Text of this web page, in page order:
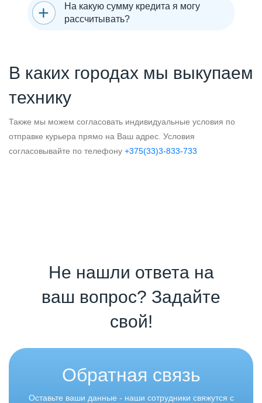
На какую сумму кредита я могу
рассчитывать?
В каких городах мы выкупаем
технику
Также мы можем согласовать индивидуальные условия по
отправке курьера прямо на Ваш адрес. Условия
согласовывайте по телефону +375(33)3-833-733
Не нашли ответа на
ваш вопрос? Задайте
свой!
Обратная связь
Оставьте ваши данные - наши сотрудники свяжутся с